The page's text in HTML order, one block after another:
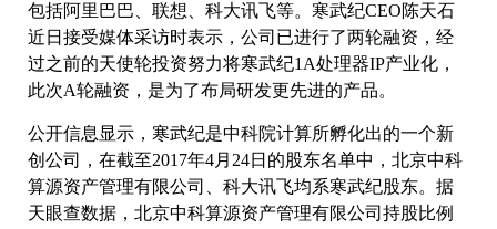
包括阿里巴巴、联想、科大讯飞等。寒武纪CEO陈天石
近日接受媒体采访时表示，公司已进行了两轮融资，经
过之前的天使轮投资努力将寒武纪1A处理器IP产业化，
此次A轮融资，是为了布局研发更先进的产品。
公开信息显示，寒武纪是中科院计算所孵化出的一个新
创公司，在截至2017年4月24日的股东名单中，北京中科
算源资产管理有限公司、科大讯飞均系寒武纪股东。据
天眼查数据，北京中科算源资产管理有限公司持股比例